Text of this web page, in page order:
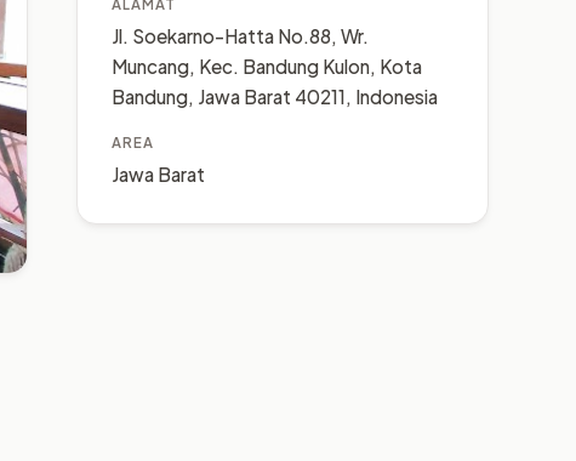
ALAMAT
Jl. Soekarno-Hatta No.88, Wr.
Muncang, Kec. Bandung Kulon, Kota
Bandung, Jawa Barat 40211, Indonesia
AREA
Jawa Barat